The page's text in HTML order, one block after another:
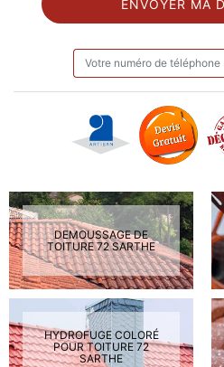
DEMOUSSAGE DE
TOITURE 72 SARTHE
HYDROFUGE COLORÉ
POUR TOITURE 72
SARTHE